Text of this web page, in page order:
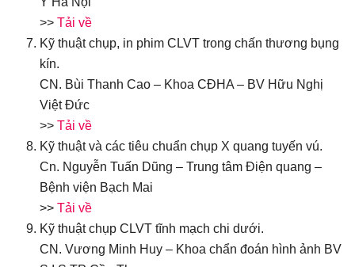
>> Tải về
Kỹ thuật chụp, in phim CLVT trong chấn thương bụng
kín.
CN. Bùi Thanh Cao – Khoa CĐHA – BV Hữu Nghị
Việt Đức
>> Tải về
Kỹ thuật và các tiêu chuẩn chụp X quang tuyến vú.
Cn. Nguyễn Tuấn Dũng – Trung tâm Điện quang –
Bệnh viện Bạch Mai
>> Tải về
Kỹ thuật chụp CLVT tĩnh mạch chi dưới.
CN. Vương Minh Huy – Khoa chẩn đoán hình ảnh BV